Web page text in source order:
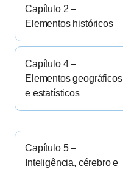
Capítulo 2 –
Elementos históricos
Capítulo 4 –
Elementos geográficos
e estatísticos
Capítulo 5 –
Inteligência, cérebro e